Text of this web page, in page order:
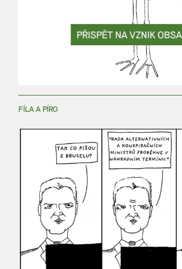
FÍLA A PÍRO